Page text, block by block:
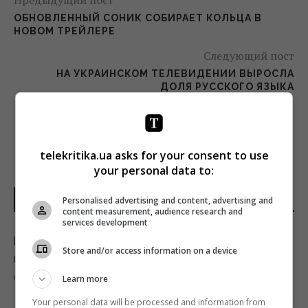
ОБНОВЛЕННЫЙ СОНИК СОБИРАЕТ КОЛЬЦА В
НОВОМ ТРЕЙЛЕРЕ
Следующий пост
НА УКРАИНСКОМ ТЕЛЕВИДЕНИИ ВЫРОСЛА
ДОЛЯ РУССКОГО ЯЗЫКА
НОВОСТИ УКРАИНЫ
Июньский оптимизм украинцев улетучился,
перелома в войне нет, – немецкий эксперт
05:25 пятница, 07 августа 2026
telekritika.ua asks for your consent to use
your personal data to:
Personalised advertising and content, advertising and
content measurement, audience research and
services development
Store and/or access information on a device
Learn more
Your personal data will be processed and information from